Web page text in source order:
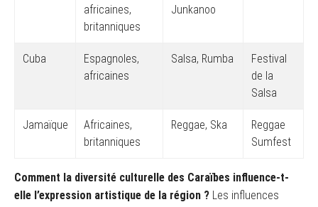
africaines,
britanniques
Junkanoo
Cuba
Espagnoles,
africaines
Salsa, Rumba
Festival
de la
Salsa
Jamaïque
Africaines,
britanniques
Reggae, Ska
Reggae
Sumfest
Comment la diversité culturelle des Caraïbes influence-t-
elle l’expression artistique de la région ? Les influences